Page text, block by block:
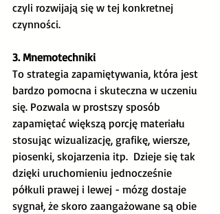
czyli rozwijają się w tej konkretnej
czynności.
3. Mnemotechniki
To strategia zapamiętywania, która jest
bardzo pomocna i skuteczna w uczeniu
się. Pozwala w prostszy sposób
zapamiętać większą porcję materiału
stosując wizualizację, grafikę, wiersze,
piosenki, skojarzenia itp.  Dzieje się tak
dzięki uruchomieniu jednocześnie
półkuli prawej i lewej - mózg dostaje
sygnał, że skoro zaangażowane są obie